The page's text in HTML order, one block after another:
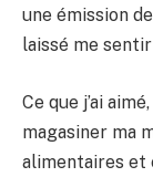
une émission
laissé me
Ce que j’ai
magasiner ma
alimentaires et